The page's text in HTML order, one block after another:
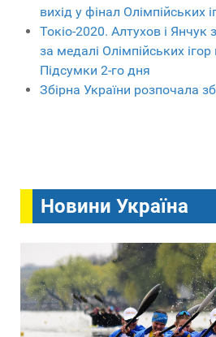
вихід у фінал Олімпійських
Токіо-2020. Алтухов і
за медалі Олімпійських ігор
Підсумки 2-го дня
Збірна України розпочала
Новини Україна